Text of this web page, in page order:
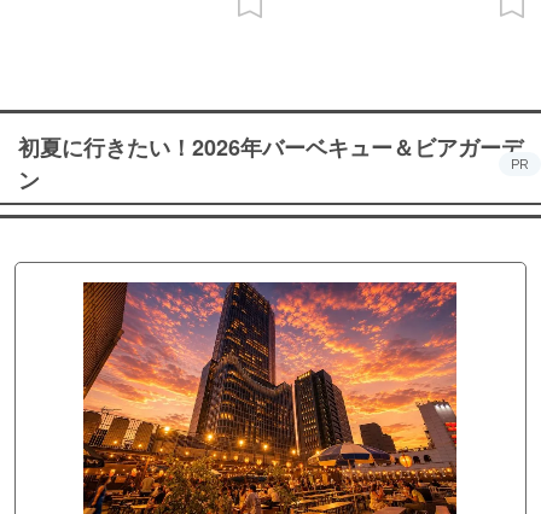
初夏に行きたい！2026年バーベキュー＆ビアガーデ
ン
PR